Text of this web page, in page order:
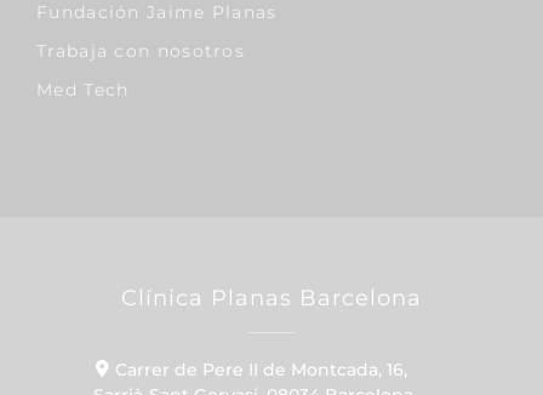
Fundación Jaime Planas
Trabaja con nosotros
Med Tech
Clínica Planas Barcelona
Carrer de Pere II de Montcada, 16,